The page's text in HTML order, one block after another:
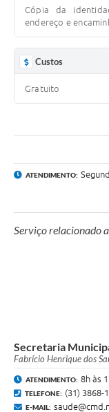
Projetos
Links
Serviços Online
Cópia da
endereço e
Custos
Gratuito
ATENDIMENTO:
Serviço relacionado
Secretaria
Fabrício Henrique dos
ATENDIMENTO: 8h às
TELEFONE: (31) 3868-
E-MAIL: